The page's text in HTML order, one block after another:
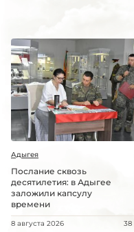
Адыгея
Послание сквозь
десятилетия: в Адыгее
заложили капсулу
времени
8 августа 2026 38